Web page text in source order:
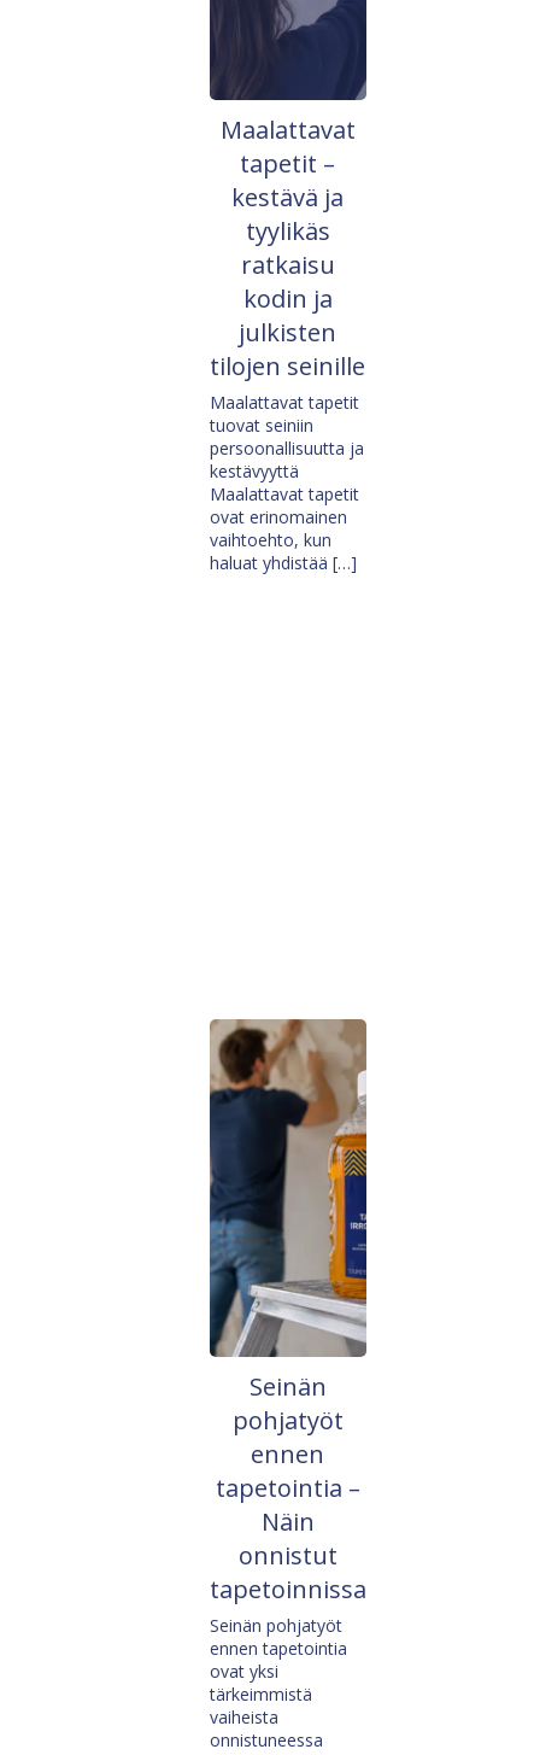
Maalattavat
tapetit –
kestävä ja
tyylikäs
ratkaisu
kodin ja
julkisten
tilojen seinille
Maalattavat tapetit
tuovat seiniin
persoonallisuutta ja
kestävyyttä
Maalattavat tapetit
ovat erinomainen
vaihtoehto, kun
haluat yhdistää […]
Seinän
pohjatyöt
ennen
tapetointia –
Näin
onnistut
tapetoinnissa
Seinän pohjatyöt
ennen tapetointia
ovat yksi
tärkeimmistä
vaiheista
onnistuneessa